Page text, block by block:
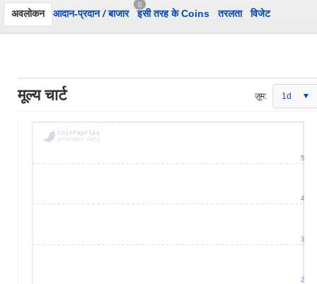
अवलोकन आदान-प्रदान/बाजार
0
इसी तरह के Coins तरलता विजेट
मूल्य चार्ट ज़ूम: 1d
2
3
4
5